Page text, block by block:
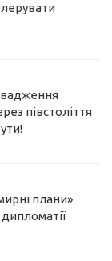
півстоліття
плани»
дипломатії